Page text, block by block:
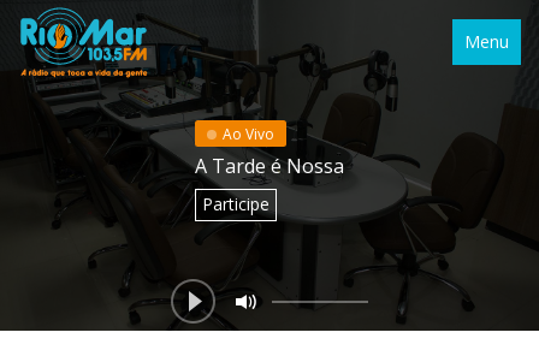
Menu
Ao Vivo
A Tarde é Nossa
Participe